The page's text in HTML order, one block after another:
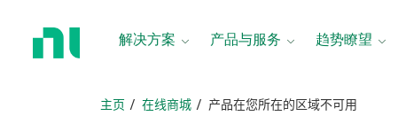
解决方案 产品与服务 趋势瞭望
主页 在线商城 ​产品在您所在的区域不可用